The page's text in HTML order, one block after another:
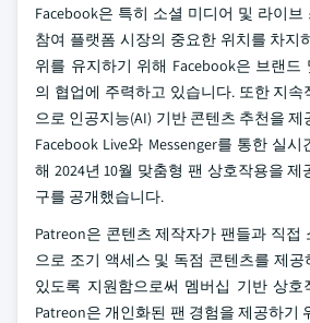
Facebook은 특히 소셜 미디어 및 라이
참여 플랫폼 시장의 중요한 위치를 차지
위를 유지하기 위해 Facebook은 브랜
의 협업에 주력하고 있습니다. 또한 지
으로 인공지능(AI) 기반 콘텐츠 추천을
Facebook Live와 Messenger를 통한 실
해 2024년 10월 맞춤형 팬 상호작용을 제
구를 공개했습니다.
Patreon은 콘텐츠 제작자가 팬들과 직접
으로 조기 액세스 및 독점 콘텐츠를 제
있도록 지원함으로써 멤버십 기반 상호
Patreon은 개인화된 팬 경험을 제공하기